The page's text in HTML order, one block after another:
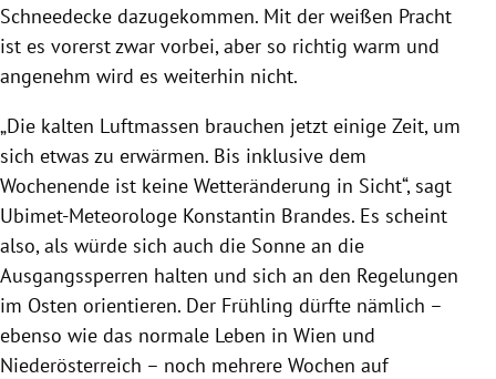
Schneedecke dazugekommen. Mit der weißen Pracht
ist es vorerst zwar vorbei, aber so richtig warm und
angenehm wird es weiterhin nicht.
„Die kalten Luftmassen brauchen jetzt einige Zeit, um
sich etwas zu erwärmen. Bis inklusive dem
Wochenende ist keine Wetteränderung in Sicht“, sagt
Ubimet-Meteorologe Konstantin Brandes. Es scheint
also, als würde sich auch die Sonne an die
Ausgangssperren halten und sich an den Regelungen
im Osten orientieren. Der Frühling dürfte nämlich –
ebenso wie das normale Leben in Wien und
Niederösterreich – noch mehrere Wochen auf